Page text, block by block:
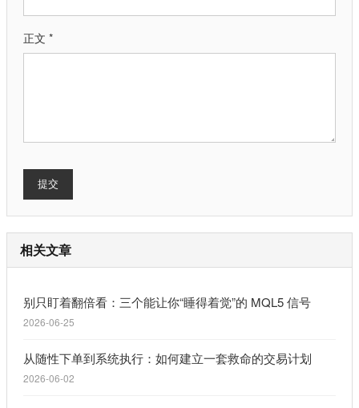
正文 *
提交
相关文章
别只盯着翻倍看：三个能让你“睡得着觉”的 MQL5 信号
2026-06-25
从随性下单到系统执行：如何建立一套救命的交易计划
2026-06-02